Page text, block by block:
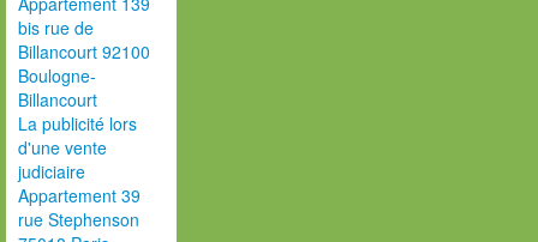
bis rue de
Billancourt 92100
Boulogne-
Billancourt
La publicité lors
d'une vente
judiciaire
Appartement 39
rue Stephenson